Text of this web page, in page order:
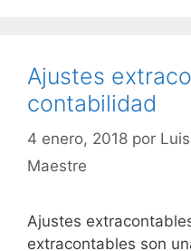
Ajustes
contabilidad
4 enero, 2018 por
Maestre
Ajustes
extracontables son